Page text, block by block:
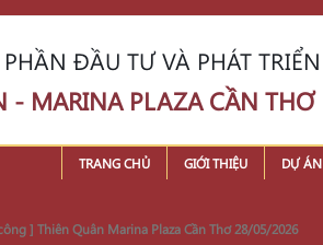
ĐẦU TƯ VÀ PHÁT TRIỂN
- MARINA PLAZA CẦN THƠ
TRANG CHỦ GIỚI THIỆU DỰ ÁN
] Thiên Quân Marina Plaza Cần Thơ 28/05/2026